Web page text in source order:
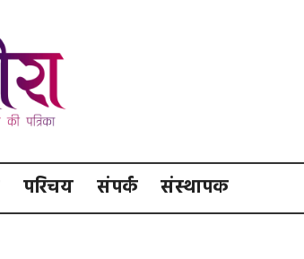
परिचय संपर्क संस्थापक